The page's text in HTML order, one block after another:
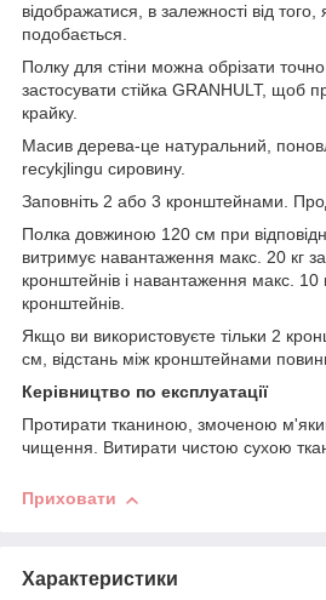
відображатися, в залежності від
подобається.
Полку для стіни можна обрізати
застосувати стійка GRANHULT, щоб
крайку.
Масив дерева-це натуральний,
recykjlingu сировину.
Заповніть 2 або 3 кронштейнами.
Полка довжиною 120 см при
витримує навантаження макс. 20 кг
кронштейнів і навантаження макс.
кронштейнів.
Якщо ви використовуєте тільки 2
см, відстань між кронштейнами
Керівництво по експлуатації
Протирати тканиною, змоченою
чищення. Витирати чистою сухою
Приховати
Характеристики